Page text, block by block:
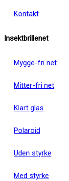
Kontakt
Insektbrillenet
Mygge-fri net
Mitter-fri net
Klart glas
Polaroid
Uden styrke
Med styrke